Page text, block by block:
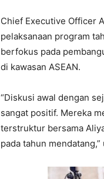
Chief Executive Officer
pelaksanaan program
berfokus pada
di kawasan ASEAN.
“Diskusi awal dengan
sangat positif. Mereka
terstruktur bersama
pada tahun